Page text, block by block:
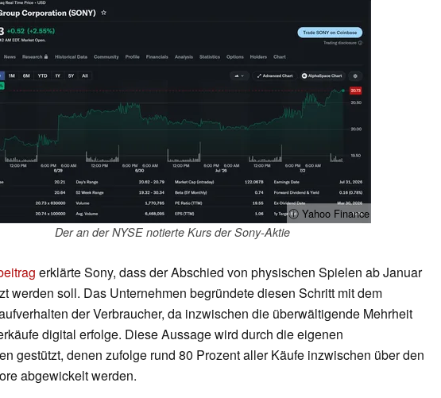
ⓘ Yahoo Finance
Der an der NYSE notierte Kurs der Sony-Aktie
erklärte Sony, dass der Abschied von physischen Spielen ab Januar
werden soll. Das Unternehmen begründete diesen Schritt mit dem
der Verbraucher, da inzwischen die überwältigende Mehrheit
digital erfolge. Diese Aussage wird durch die eigenen
gestützt, denen zufolge rund 80 Prozent aller Käufe inzwischen über den
abgewickelt werden.